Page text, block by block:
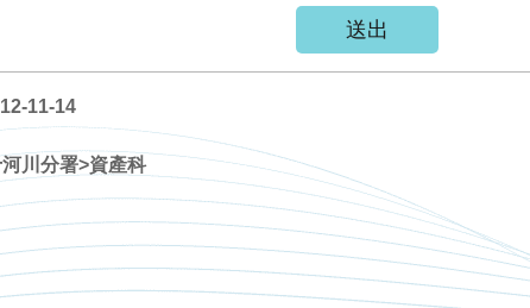
11-14
川分署>資產科